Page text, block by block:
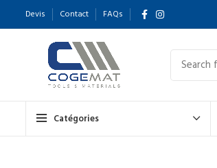
Devis Contact FAQs
Catégories